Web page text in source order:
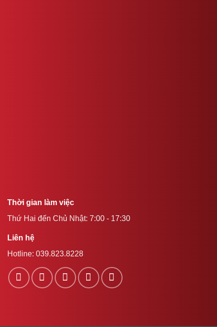
Thời gian làm việc
Thứ Hai đến Chủ Nhật: 7:00 - 17:30
Liên hệ
Hotline: 039.823.8228